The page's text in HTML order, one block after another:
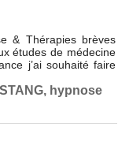
& Thérapies brèves
études de médecine
j’ai souhaité faire
, hypnose